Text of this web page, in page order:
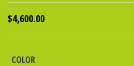
$4,600.00
COLOR